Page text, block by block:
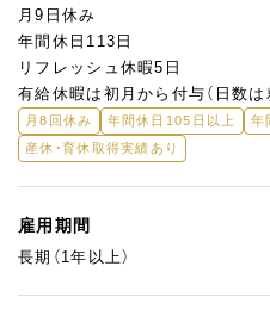
月9日休み
年間休日113日
リフレッシュ休暇5日
有給休暇は初月から付与（日数は
月8回休み 年間休日105日以上 年
産休・育休取得実績あり
雇用期間
長期（1年以上）